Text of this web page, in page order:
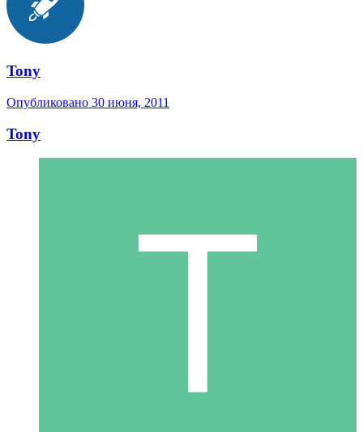
Tony
Опубликовано 30 июня, 2011
Tony